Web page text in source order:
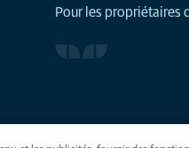
Pour les propriétaires